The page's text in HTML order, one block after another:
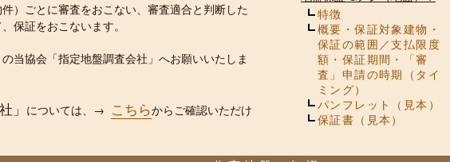
）ごとに審査をおこない、審査適合と判断した
保証をおこないます。
当協会「指定地盤調査会社」へお願いいたしま
」 については、→ こちらからご確認いただけ
特徴
概要・保証対象建物・
保証の範囲／支払限度
額・保証期間・「審
査」申請の時期（タイ
ミング）
パンフレット（見本）
保証書（見本）